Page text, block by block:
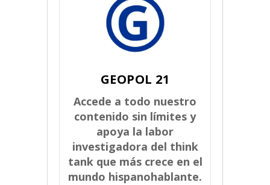
GEOPOL 21
Accede a todo nuestro
contenido sin límites y
apoya la labor
investigadora del think
tank que más crece en el
mundo hispanohablante.